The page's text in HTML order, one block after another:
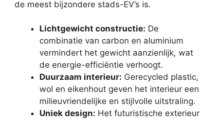
de meest bijzondere stads-EV’s is.
Lichtgewicht constructie: De
combinatie van carbon en aluminium
vermindert het gewicht aanzienlijk, wat
de energie-efficiëntie verhoogt.
Duurzaam interieur: Gerecycled plastic,
wol en eikenhout geven het interieur een
milieuvriendelijke en stijlvolle uitstraling.
Uniek design: Het futuristische exterieur